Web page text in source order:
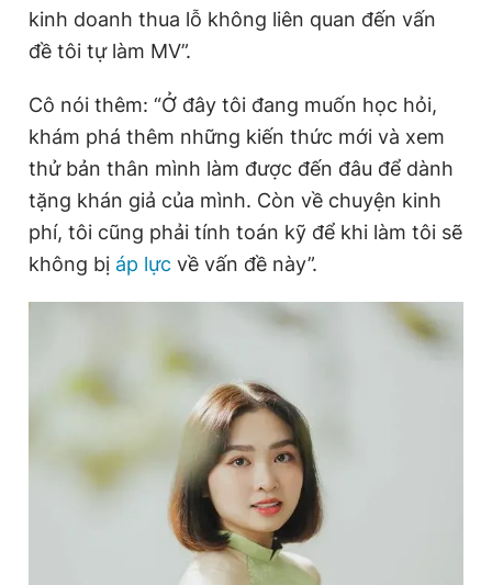
Giấy phép xuất bản số 110/GP - BTTTT cấp ngày 24.3.2020
© 2003-2026 Bản quyền thuộc về Báo Thanh Niên. Cấm sao
chép dưới mọi hình thức nếu không có sự chấp thuận bằng văn
kinh doanh thua lỗ không liên quan đến vấn
đề tôi tự làm MV”.
Cô nói thêm: “Ở đây tôi đang muốn học hỏi,
khám phá thêm những kiến thức mới và xem
thử bản thân mình làm được đến đâu để dành
tặng khán giả của mình. Còn về chuyện kinh
phí, tôi cũng phải tính toán kỹ để khi làm tôi sẽ
không bị áp lực về vấn đề này”.